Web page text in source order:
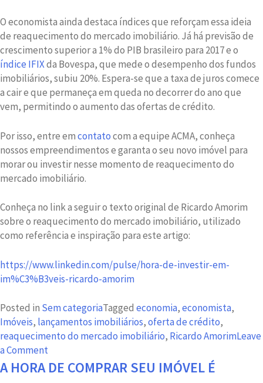
O economista ainda destaca índices que reforçam essa ideia
de reaquecimento do mercado imobiliário. Já há previsão de
crescimento superior a 1% do PIB brasileiro para 2017 e o
índice IFIXda Bovespa, que mede o desempenho dos fundos
imobiliários, subiu 20%. Espera-se que a taxa de juros comece
a cair e que permaneça em queda no decorrer do ano que
vem, permitindo o aumento das ofertas de crédito.
Por isso, entre emcontatocom a equipe ACMA, conheça
nossos empreendimentos e garanta o seu novo imóvel para
morar ou investir nesse momento de reaquecimento do
mercado imobiliário.
Conheça no link a seguir o texto original de Ricardo Amorim
sobre o reaquecimento do mercado imobiliário, utilizado
como referência e inspiração para este artigo:
https://www.linkedin.com/pulse/hora-de-investir-em-
im%C3%B3veis-ricardo-amorim
Posted in Sem categoriaTagged economia,economista,
Imóveis, lançamentos imobiliários,oferta de crédito,
reaquecimento do mercado imobiliário, Ricardo AmorimLeave
a Comment
Reaquecimento
A HORA DE COMPRAR SEU IMÓVEL É